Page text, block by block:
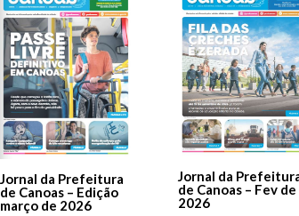
Jornal da Prefeitura
de Canoas – Edição
março de 2026
Jornal da
de Canoas – Fev de
2026